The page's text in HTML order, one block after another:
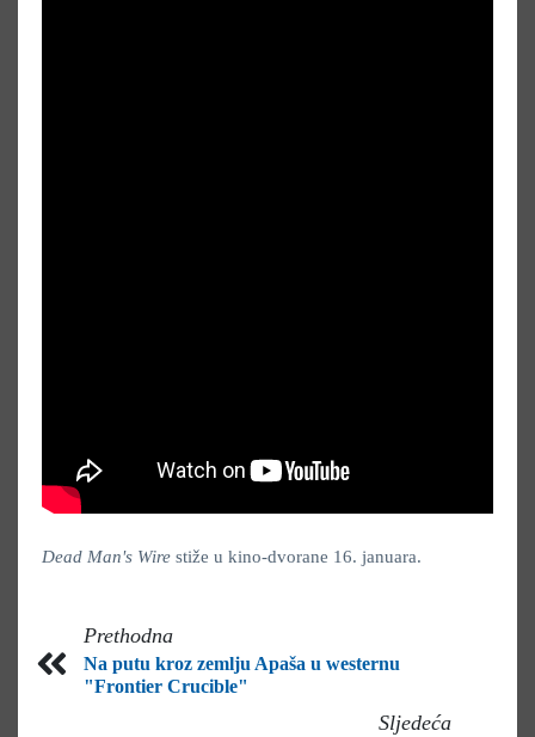
Dead Man's Wire stiže u kino-dvorane 16. januara.
Prethodna
Na putu kroz zemlju Apaša u westernu
"Frontier Crucible"
Sljedeća